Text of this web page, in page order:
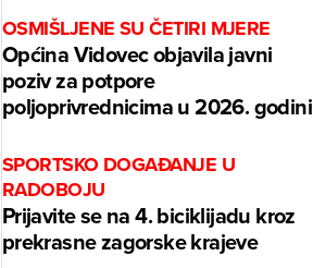
OSMIŠLJENE SU ČETIRI MJERE
Općina Vidovec objavila javni
poziv za potpore
poljoprivrednicima u 2026. godini
SPORTSKO DOGAĐANJE U
RADOBOJU
Prijavite se na 4. biciklijadu kroz
prekrasne zagorske krajeve